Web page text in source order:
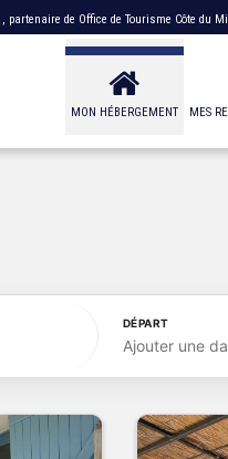
, partenaire de Office de Tourisme Côte du
MON HÉBERGEMENT MES
DÉPART
Ajouter une